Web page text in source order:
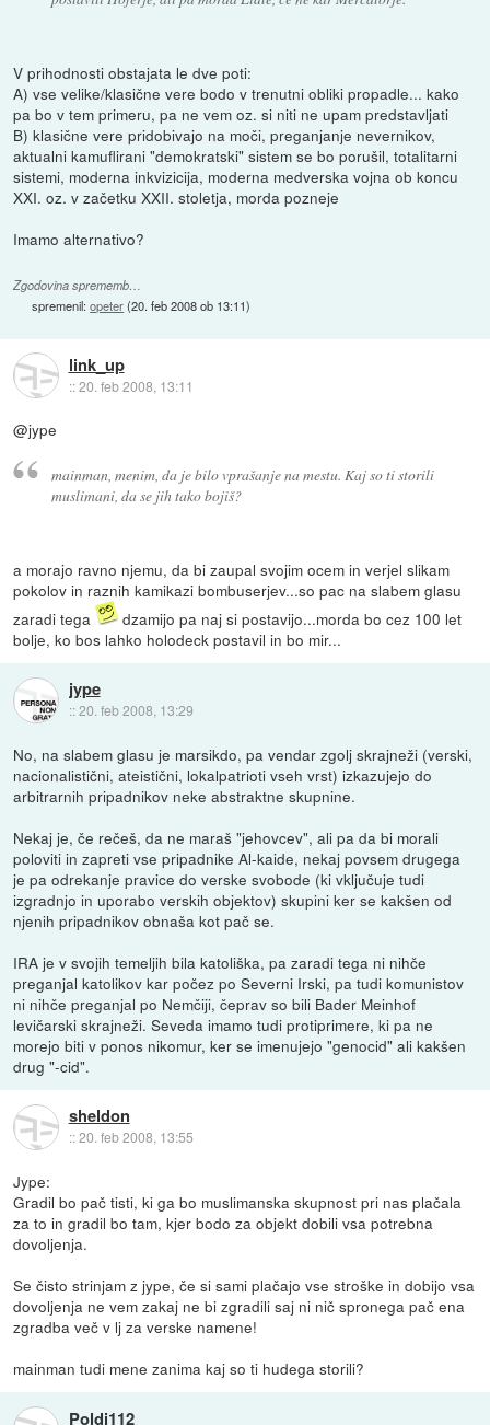
V prihodnosti obstajata le dve poti:
A) vse velike/klasične vere bodo v trenutni obliki propadle... kako
pa bo v tem primeru, pa ne vem oz. si niti ne upam predstavljati
B) klasične vere pridobivajo na moči, preganjanje nevernikov,
aktualni kamuflirani "demokratski" sistem se bo porušil, totalitarni
sistemi, moderna inkvizicija, moderna medverska vojna ob koncu
XXI. oz. v začetku XXII. stoletja, morda pozneje
Imamo alternativo?
Zgodovina sprememb…
spremenil:opeter(20. feb 2008 ob 13:11)
link_up
::20. feb 2008, 13:11
@jype
mainman, menim, da je bilo vprašanje na mestu. Kaj so ti storili
muslimani, da se jih tako bojiš?
a morajo ravno njemu, da bi zaupal svojim ocem in verjel slikam
pokolov in raznih kamikazi bombuserjev...so pac na slabem glasu
zaradi tega
dzamijo pa naj si postavijo...morda bo cez 100 let
bolje, ko bos lahko holodeck postavil in bo mir...
jype
::20. feb 2008, 13:29
No, na slabem glasu je marsikdo, pa vendar zgolj skrajneži (verski,
nacionalistični, ateistični, lokalpatrioti vseh vrst) izkazujejo do
arbitrarnih pripadnikov neke abstraktne skupnine.
Nekaj je, če rečeš, da ne maraš "jehovcev", ali pa da bi morali
poloviti in zapreti vse pripadnike Al-kaide, nekaj povsem drugega
je pa odrekanje pravice do verske svobode (ki vključuje tudi
izgradnjo in uporabo verskih objektov) skupini ker se kakšen od
njenih pripadnikov obnaša kot pač se.
IRA je v svojih temeljih bila katoliška, pa zaradi tega ni nihče
preganjal katolikov kar počez po Severni Irski, pa tudi komunistov
ni nihče preganjal po Nemčiji, čeprav so bili Bader Meinhof
levičarski skrajneži. Seveda imamo tudi protiprimere, ki pa ne
morejo biti v ponos nikomur, ker se imenujejo "genocid" ali kakšen
drug "-cid".
sheldon
::20. feb 2008, 13:55
Jype:
Gradil bo pač tisti, ki ga bo muslimanska skupnost pri nas plačala
za to in gradil bo tam, kjer bodo za objekt dobili vsa potrebna
dovoljenja.
Se čisto strinjam z jype, če si sami plačajo vse stroške in dobijo vsa
dovoljenja ne vem zakaj ne bi zgradili saj ni nič spronega pač ena
zgradba več v lj za verske namene!
mainman tudi mene zanima kaj so ti hudega storili?
Poldi112